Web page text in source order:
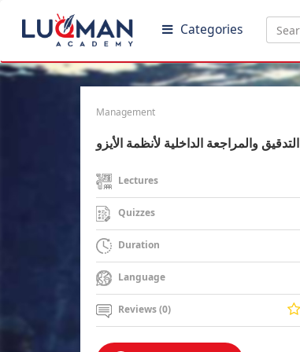
Categories
Management
التدقيق والمراجعة الداخلية لأنظمة الأيزو
Lectures
Quizzes
Duration
Language
Reviews (0)